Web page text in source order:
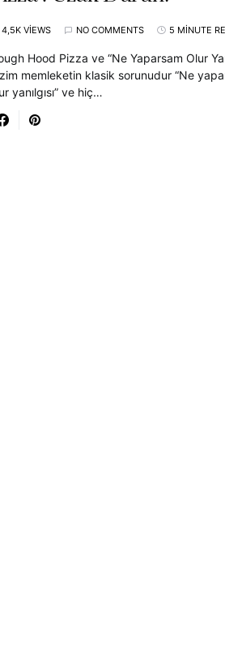
4,5K VIEWS NO COMMENTS 5 MINUTE
Hood Pizza ve “Ne Yaparsam Olur
memleketin klasik sorunudur “Ne
yanılgısı” ve hiç…